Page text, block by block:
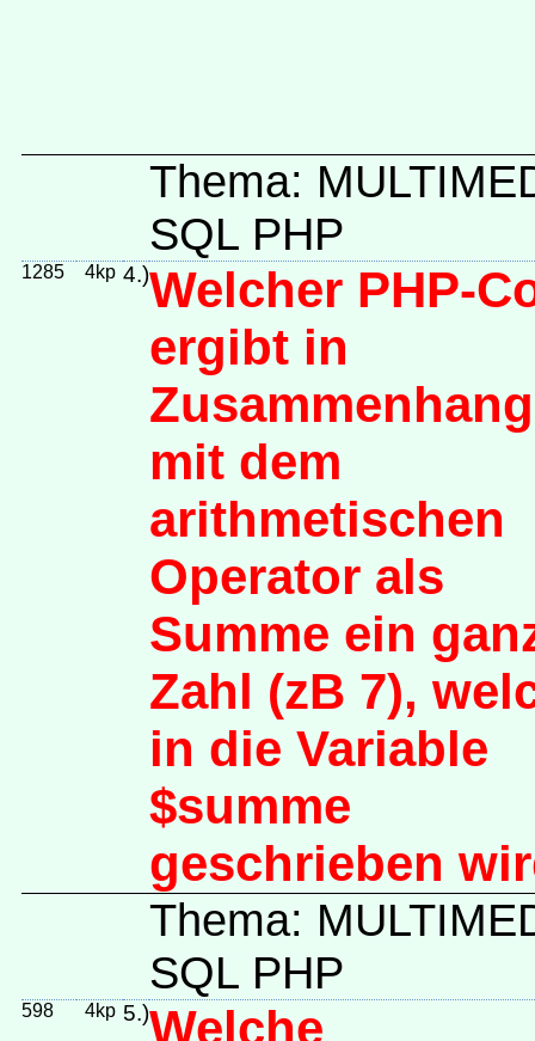
Thema:
SQL PHP
1285 4kp 4.)Welcher PHP-
ergibt in
Zusammenhang
mit dem
arithmetischen
Operator als
Summe ein
Zahl (zB 7),
in die Variable
$summe
geschrieben
Thema:
SQL PHP
598 4kp 5.)Welche